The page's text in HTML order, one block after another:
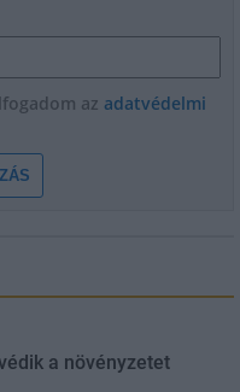
az adatvédelmi
a növényzetet